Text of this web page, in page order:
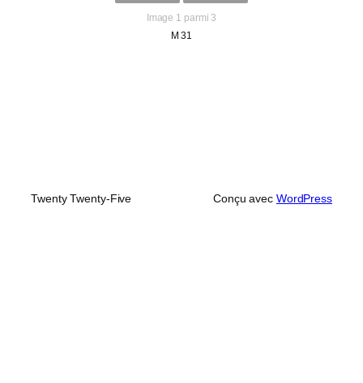
Image 1 parmi 3
M 31
Twenty Twenty-Five Conçu avec WordPress